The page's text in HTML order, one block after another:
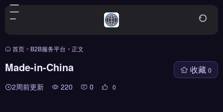
首页 • B2B服务平台 • 正文
Made-in-China
2周前更新 220 0 0
收藏 0